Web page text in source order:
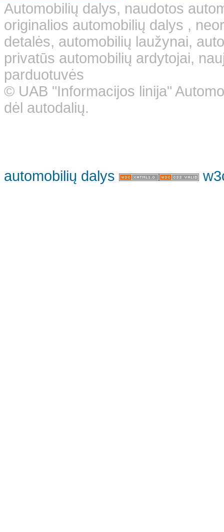
Automobilių dalys, naudotos
originalios automobilių dalys ,
detalės, automobilių laužynai,
privatūs automobilių ardytojai,
parduotuvės
© UAB "Informacijos linija"
dėl autodalių.
automobilių dalys